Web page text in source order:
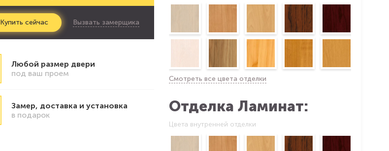
Купить сейчас Вызвать замерщика
Любой размер двери
под ваш проем
Замер, доставка и установка
в подарок
Смотреть все цвета отделки
Отделка Ламинат:
Цвета внутренней отделки